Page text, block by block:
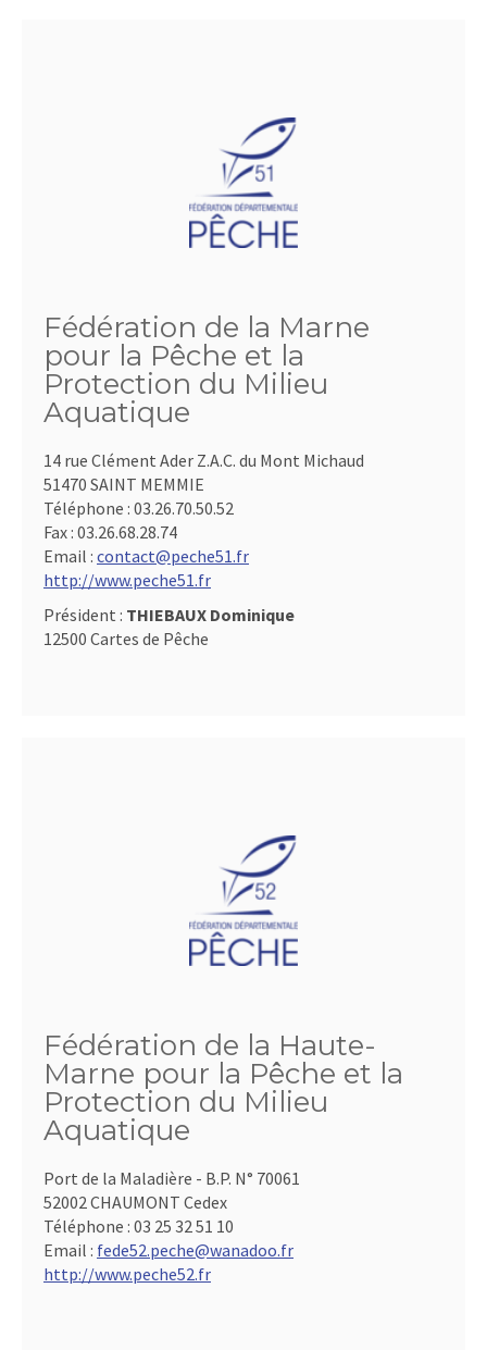
Fédération de la Marne
pour la Pêche et la
Protection du Milieu
Aquatique
14 rue Clément Ader Z.A.C. du Mont Michaud
51470 SAINT MEMMIE
Téléphone : 03.26.70.50.52
Fax : 03.26.68.28.74
Email : contact@peche51.fr
http://www.peche51.fr
Président : THIEBAUX Dominique
12500 Cartes de Pêche
Fédération de la Haute-
Marne pour la Pêche et la
Protection du Milieu
Aquatique
Port de la Maladière - B.P. N° 70061
52002 CHAUMONT Cedex
Téléphone : 03 25 32 51 10
Email : fede52.peche@wanadoo.fr
http://www.peche52.fr